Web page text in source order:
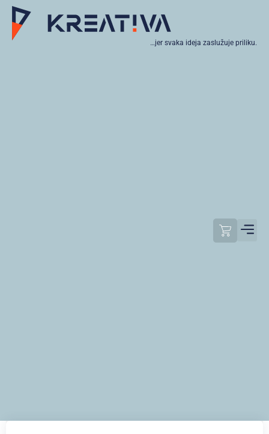
…jer svaka ideja zaslužuje priliku.